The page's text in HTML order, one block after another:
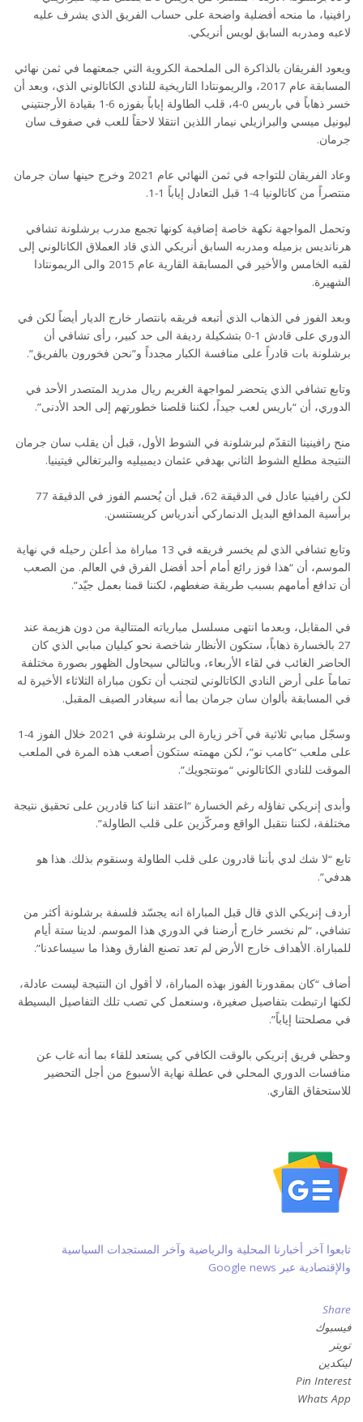
رافينيا، ما منحه أفضلية واضحة على حساب الفريق الذي يشرف عليه
لاعبه ومدربه السابق لويس أنريكي.
ويعود الفريقان بالذاكرة الى الملحمة الكروية التي جمعتهما في ثمن نهائي
المسابقة عام 2017، والريمونتادا التاريخية للنادي الكاتالوني الذي، وبعد أن
خسر ذهاباً في باريس 0-4، قلب الطاولة إياباً بفوزه 6-1 بقيادة الأرجنتيني
ليونيل ميسي والبرازيلي نيمار اللذين انتقلا لاحقاً للعب في صفوف سان
جرمان.
وعاد الفريقان للتواجه في ثمن النهائي عام 2021 وخرج حينها سان جرمان
منتصراً من كاتالونيا 4-1 قبل التعادل إياباً 1-1.
وتحمل المواجهة نكهة خاصة إضافية كونها تجمع مدرب برشلونة تشافي
هرنانديس بزميله ومدربه السابق أنريكي الذي قاد العملاق الكاتالوني إلى
لقبه الخامس والأخير في المسابقة القارية عام 2015 والى الريمونتادا
الشهيرة.
وبعد الفوز في الذهاب الذي أتبعه فريقه بانتصار خارج الديار أيضاً لكن في
الدوري على قادش 1-0 بتشكيلة رديفة الى حد كبير، رأى تشافي أن
برشلونة بات قادراً على منافسة الكبار مجدداً و”نحن فخورون بالفريق”.
وتابع تشافي الذي يتحضر لمواجهة الغريم ريال مدريد المتصدر الأحد في
الدوري، أن “باريس لعب جيداً، لكننا قلصنا خطورتهم إلى الحد الأدنى”.
منح رافينينا التقدّم لبرشلونة في الشوط الأول، قبل أن يقلب سان جرمان
النتيجة مطلع الشوط الثاني بهدفي عثمان ديمبيليه والبرتغالي فيتينيا.
لكن رافينيا عادل في الدقيقة 62، قبل أن يُحسم الفوز في الدقيقة 77
برأسية المدافع البديل الدنماركي أندرياس كريستنسن.
وتابع تشافي الذي لم يخسر فريقه في 13 مباراة مذ أعلن رحيله في نهاية
الموسم، أن “هذا فوز رائع أمام أحد أفضل الفرق في العالم. من الصعب
أن تدافع أمامهم بسبب طريقة ضغطهم، لكننا قمنا بعمل جيّد”.
في المقابل، وبعدما انتهى مسلسل مبارياته المتتالية من دون هزيمة عند
27 بالخسارة ذهاباً، ستكون الأنظار شاخصة نحو كيليان مبابي الذي كان
الحاضر الغائب في لقاء الأربعاء، وبالتالي سيحاول الظهور بصورة مختلفة
تماماً على أرض النادي الكاتالوني لتجنب أن تكون مباراة الثلاثاء الأخيرة له
في المسابقة بألوان سان جرمان بما أنه سيغادر الصيف المقبل.
وسجّل مبابي ثلاثية في آخر زيارة الى برشلونة في 2021 خلال الفوز 4-1
على ملعب “كامب نو”، لكن مهمته ستكون أصعب هذه المرة في الملعب
الموقت للنادي الكاتالوني “مونتجويك”.
وأبدى إنريكي تفاؤله رغم الخسارة “اعتقد اننا كنا قادرين على تحقيق نتيجة
مختلفة، لكننا نتقبل الواقع ومركّزين على قلب الطاولة”.
تابع “لا شك لدي بأننا قادرون على قلب الطاولة وسنقوم بذلك. هذا هو
هدفي”.
أردف إنريكي الذي قال قبل المباراة انه يجسّد فلسفة برشلونة أكثر من
تشافي، “لم نخسر خارج أرضنا في الدوري هذا الموسم. لدينا ستة أيام
للمباراة. الأهداف خارج الأرض لم تعد تصنع الفارق وهذا ما سيساعدنا”.
أضاف “كان بمقدورنا الفوز بهذه المباراة، لا أقول ان النتيجة ليست عادلة،
لكنها ارتبطت بتفاصيل صغيرة، وسنعمل كي تصب تلك التفاصيل البسيطة
في مصلحتنا إياباً”.
وحظي فريق إنريكي بالوقت الكافي كي يستعد للقاء بما أنه غاب عن
منافسات الدوري المحلي في عطلة نهاية الأسبوع من أجل التحضير
للاستحقاق القاري.
تابعوا آخر أخبارنا المحلية والرياضية وآخر المستجدات السياسية
والإقتصادية عبر Google news
Share
فيسبوك
تويتر
لينكدين
Pin Interest
Whats App